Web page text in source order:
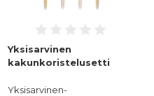
Yksisarvinen
kakunkoristelusetti
Yksisarvinen-